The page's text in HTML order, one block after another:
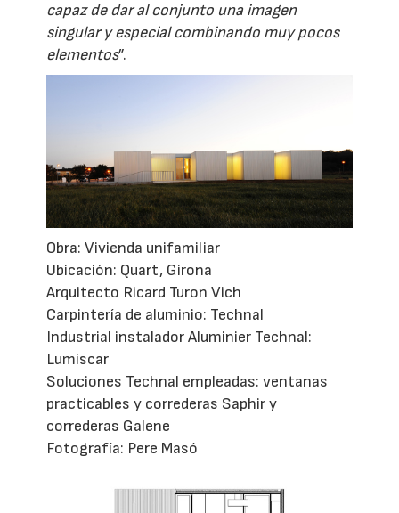
capaz de dar al conjunto una imagen
singular y especial combinando muy pocos
elementos”.
Obra: Vivienda unifamiliar
Ubicación: Quart, Girona
Arquitecto Ricard Turon Vich
Carpintería de aluminio: Technal
Industrial instalador Aluminier Technal:
Lumiscar
Soluciones Technal empleadas: ventanas
practicables y correderas Saphir y
correderas Galene
Fotografía: Pere Masó